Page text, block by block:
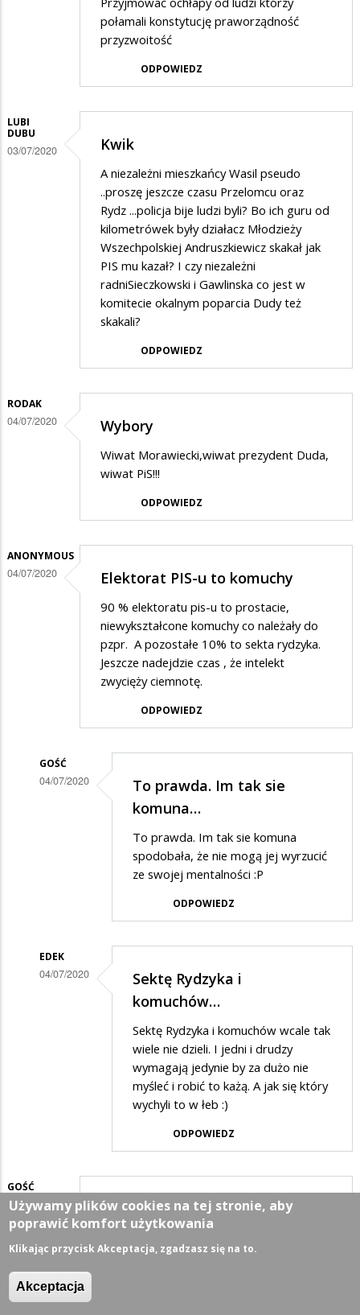
połamali konstytucję praworządność
przyzwoitość
ODPOWIEDZ
LUBI
DUBU
03/07/2020 Kwik
A niezależni mieszkańcy Wasil pseudo
..proszę jeszcze czasu Przelomcu oraz
Rydz ...policja bije ludzi byli? Bo ich guru od
kilometrówek były działacz Młodzieży
Wszechpolskiej Andruszkiewicz skakał jak
PIS mu kazał? I czy niezależni
radniSieczkowski i Gawlinska co jest w
komitecie okalnym poparcia Dudy też
skakali?
ODPOWIEDZ
RODAK
04/07/2020 Wybory
Wiwat Morawiecki,wiwat prezydent Duda,
wiwat PiS!!!
ODPOWIEDZ
ANONYMOUS
04/07/2020 Elektorat PIS-u to komuchy
90 % elektoratu pis-u to prostacie,
niewykształcone komuchy co należały do
pzpr. A pozostałe 10% to sekta rydzyka.
Jeszcze nadejdzie czas , że intelekt
zwycięży ciemnotę.
ODPOWIEDZ
GOŚĆ
04/07/2020
PIS-
To prawda. Im tak sie
komuna…
To prawda. Im tak sie komuna
spodobała, że nie mogą jej wyrzucić
ze swojej mentalności :P
ODPOWIEDZ
EDEK
04/07/2020
to
komuchy
Sektę Rydzyka i
komuchów…
Sektę Rydzyka i komuchów wcale tak
wiele nie dzieli. I jedni i drudzy
wymagają jedynie by za dużo nie
myśleć i robić to każą. A jak się który
wychyli to w łeb :)
ODPOWIEDZ
GOŚĆ
04/07/2020 Będzie kasa w sam raz na…
zadłużonych pisowskich samorządów
Używamy plików cookies na tej stronie, aby
poprawić komfort użytkowania
Klikając przycisk Akceptacja, zgadzasz się na to.
Akceptacja